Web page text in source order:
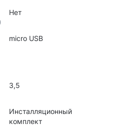
Нет
micro USB
3,5
Инсталляционный
комплект